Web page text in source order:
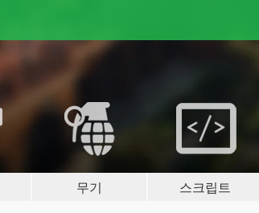
무기 스크립트